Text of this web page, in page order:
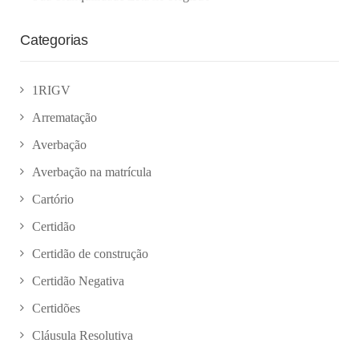
Categorias
1RIGV
Arrematação
Averbação
Averbação na matrícula
Cartório
Certidão
Certidão de construção
Certidão Negativa
Certidões
Cláusula Resolutiva